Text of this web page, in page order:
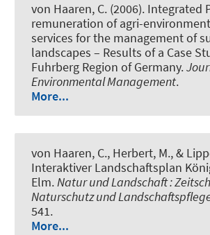
von Haaren, C. (2006). Integrated
remuneration of agri-
services for the management of
landscapes – Results of a Case
Fuhrberg Region of Germany.
Environmental Management.
More...
von Haaren, C., Herbert, M., &
Interaktiver Landschaftsplan
Elm.Natur und Landschaft :
Naturschutz und
541.
More...